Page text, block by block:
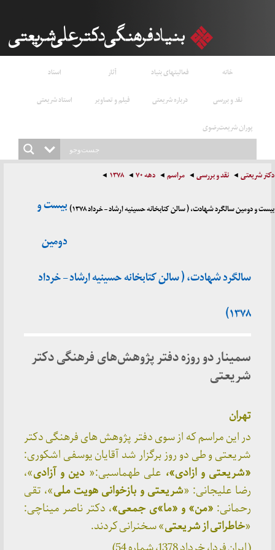
خانه فعالیتهای بنیاد آثار
اسناد
نقد و بررسی
درباره شریعتی فیلم و تصاویر
استاد شریعتی
پوران شریعت‌رضوی
دکتر شریعتی نقد و بررسی مراسم دهه ۷۰ ۱۳۷۸
بیست و دومین سالگرد شهادت، ( سالن کتابخانه حسینیه ارشاد – خرداد ۱۳۷۸)
بیست و
دومین
سالگرد شهادت، ( سالن کتابخانه حسینیه ارشاد – خرداد
۱۳۷۸)
سمینار دو روزه دفتر پژوهش‌های فرهنگی دکتر
شریعتی
تهران
در این مراسم که از سوی دفتر پژوهش های فرهنگی دکتر
شریعتی و طی دو روز برگزار شد آقایان یوسفی اشکوری:
«شریعتی و ازادی»، علی طهماسبی:« دین و آزادی»،
رضا علیجانی: «شریعتی و بازخوانی هویت ملی»، تقی
رحمانی: «من» و «ما»ی جمعی»، دکتر ناصر میناچی:
«خاطراتی از شریعتی» سخنرانی کردند.